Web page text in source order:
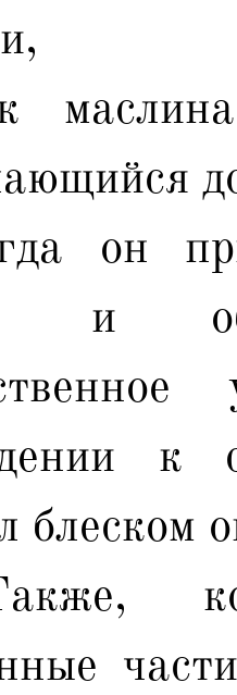
он
и
к
блеском